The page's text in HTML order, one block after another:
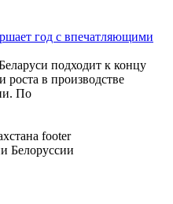
год с впечатляющими
подходит к концу
роста в производстве
По
Белоруссии